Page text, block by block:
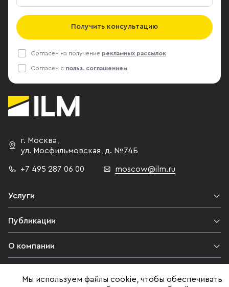
Получить консультацию
Согласен на получение рекламных рассылок
Согласен с польз. соглашением
г. Москва
ул. Мосфильмовская,
д. №74Б
+7 495 287 06 00 moscow@ilm.ru
Услуги
Публикации
О компании
Мы используем файлы cookie, чтобы обеспечивать